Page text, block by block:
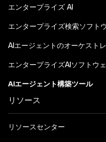
エンタープライズ AI
エンタープライズ検索ソフト
AIエージェントのオーケスト
エンタープライズAIソフトウ
AIエージェント構築ツール
リソース
リソースセンター